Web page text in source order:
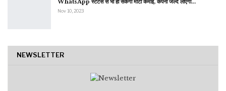
WhatsApp स्टेटस से भी हो सकेगी मोटी कमाई, कंपनी जल्द लाएगी…
Nov 10, 2023
NEWSLETTER